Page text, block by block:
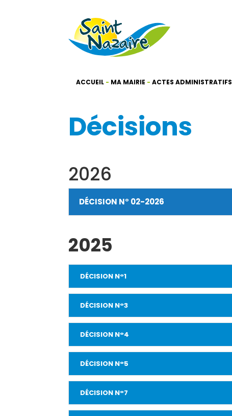
ACCUEIL - MA MAIRIE -ACTES ADMINISTRATIFS
Décisions
2026
DÉCISION N° 02-2026
2025
DÉCISION N°1
DÉCISION N°3
DÉCISION N°4
DÉCISION N°5
DÉCISION N°7